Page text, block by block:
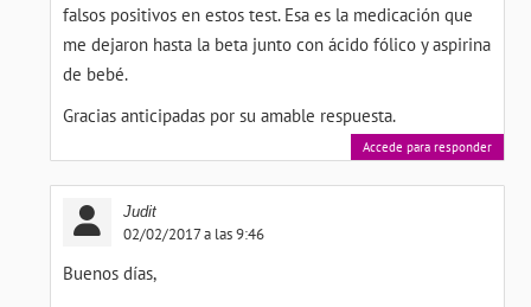
falsos positivos en estos test. Esa es la medicación que
me dejaron hasta la beta junto con ácido fólico y aspirina
de bebé.
Gracias anticipadas por su amable respuesta.
Accede para responder
Judit
02/02/2017 a las 9:46
Buenos días,